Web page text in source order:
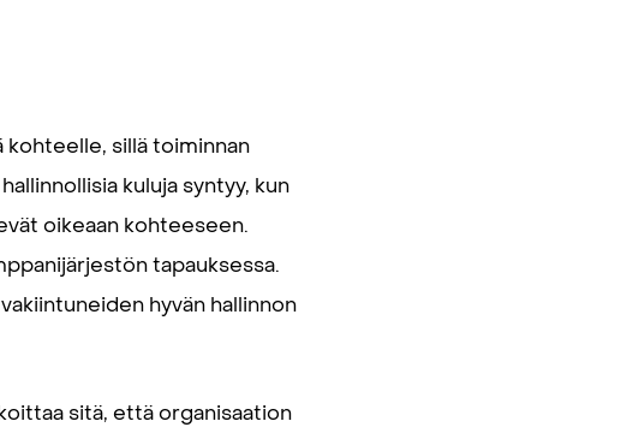
kohteelle, sillä toiminnan
kuluja syntyy, kun
oikeaan kohteeseen.
tapauksessa.
hyvän hallinnon
sitä, että organisaation